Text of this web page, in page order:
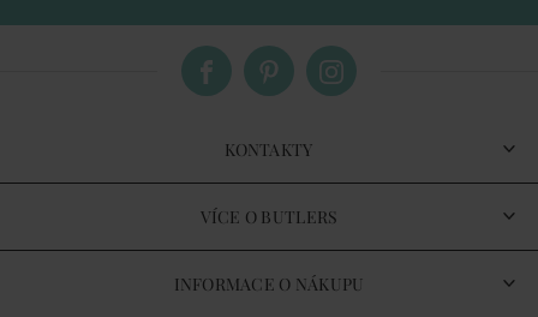
KONTAKTY
VÍCE O BUTLERS
INFORMACE O NÁKUPU